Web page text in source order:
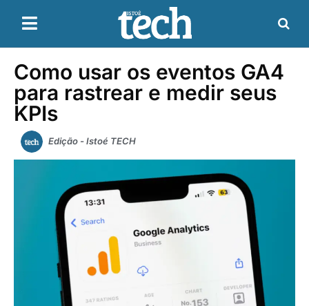
Como usar os eventos GA4
para rastrear e medir seus
KPIs
Edição - Istoé TECH